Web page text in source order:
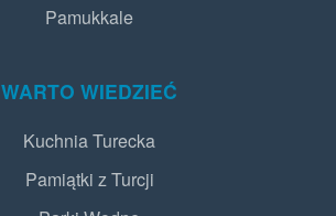
Pamukkale
WARTO WIEDZIEĆ
Kuchnia Turecka
Pamiątki z Turcji